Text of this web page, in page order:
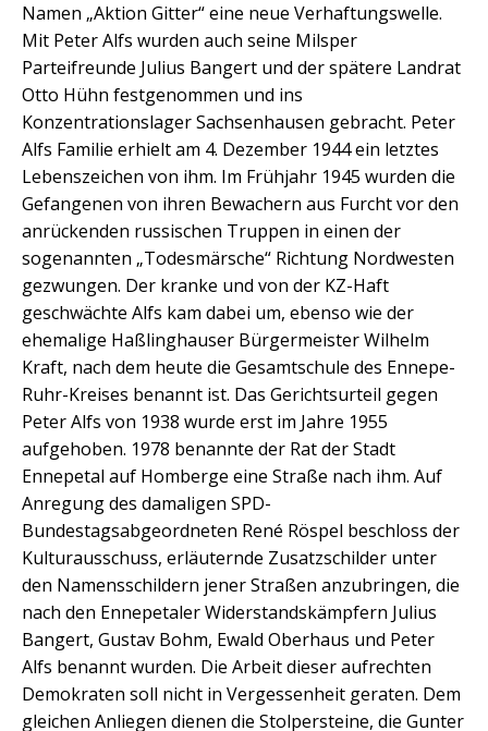
Namen „Aktion Gitter“ eine neue Verhaftungswelle.
Mit Peter Alfs wurden auch seine Milsper
Parteifreunde Julius Bangert und der spätere Landrat
Otto Hühn festgenommen und ins
Konzentrationslager Sachsenhausen gebracht. Peter
Alfs Familie erhielt am 4. Dezember 1944 ein letztes
Lebenszeichen von ihm. Im Frühjahr 1945 wurden die
Gefangenen von ihren Bewachern aus Furcht vor den
anrückenden russischen Truppen in einen der
sogenannten „Todesmärsche“ Richtung Nordwesten
gezwungen. Der kranke und von der KZ-Haft
geschwächte Alfs kam dabei um, ebenso wie der
ehemalige Haßlinghauser Bürgermeister Wilhelm
Kraft, nach dem heute die Gesamtschule des Ennepe-
Ruhr-Kreises benannt ist. Das Gerichtsurteil gegen
Peter Alfs von 1938 wurde erst im Jahre 1955
aufgehoben. 1978 benannte der Rat der Stadt
Ennepetal auf Homberge eine Straße nach ihm. Auf
Anregung des damaligen SPD-
Bundestagsabgeordneten René Röspel beschloss der
Kulturausschuss, erläuternde Zusatzschilder unter
den Namensschildern jener Straßen anzubringen, die
nach den Ennepetaler Widerstandskämpfern Julius
Bangert, Gustav Bohm, Ewald Oberhaus und Peter
Alfs benannt wurden. Die Arbeit dieser aufrechten
Demokraten soll nicht in Vergessenheit geraten. Dem
gleichen Anliegen dienen die Stolpersteine, die Gunter